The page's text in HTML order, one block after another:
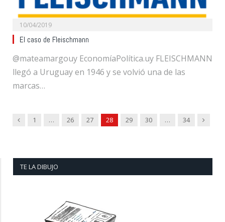
10/04/2019
El caso de Fleischmann
@mateamargouy EconomíaPolítica.uy FLEISCHMANN
llegó a Uruguay en 1946 y se volvió una de las
marcas…
Previous
1 … 26 27 28 29 30 … 34 Next
TE LA DIBUJO